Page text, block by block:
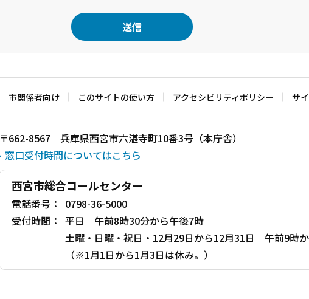
市関係者向け このサイトの使い方 アクセシビリティポリシー サ
〒662-8567 兵庫県西宮市六湛寺町10番3号（本庁舎）
窓口受付時間についてはこちら
西宮市総合コールセンター
電話番号：
0798-36-5000
受付時間： 平日 午前8時30分から午後7時
土曜・日曜・祝日・12月29日から12月31日 午前9時
（※1月1日から1月3日は休み。）